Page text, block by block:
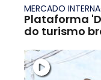
MERCADO
Plataforma
do turismo